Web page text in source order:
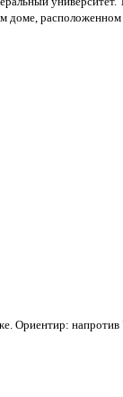
Ориентир: напротив